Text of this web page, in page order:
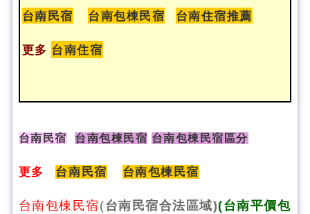
台南民宿
台南包棟民宿
台南住宿推薦
更多 台南住宿
台南民宿 台南包棟民宿 台南包棟民宿區分
更多 台南民宿 台南包棟民宿
台南包棟民宿 (台南民宿合法區域)(台南平價包